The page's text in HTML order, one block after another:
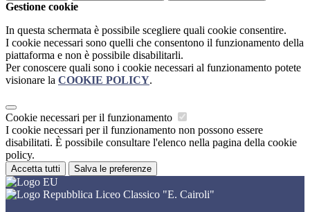
Gestione cookie
In questa schermata è possibile scegliere quali cookie consentire.
I cookie necessari sono quelli che consentono il funzionamento della
piattaforma e non è possibile disabilitarli.
Per conoscere quali sono i cookie necessari al funzionamento potete
visionare la COOKIE POLICY.
Cookie necessari per il funzionamento
I cookie necessari per il funzionamento non possono essere
disabilitati. È possibile consultare l'elenco nella pagina della cookie
policy.
Accetta tutti Salva le preferenze
Liceo Classico "E. Cairoli"